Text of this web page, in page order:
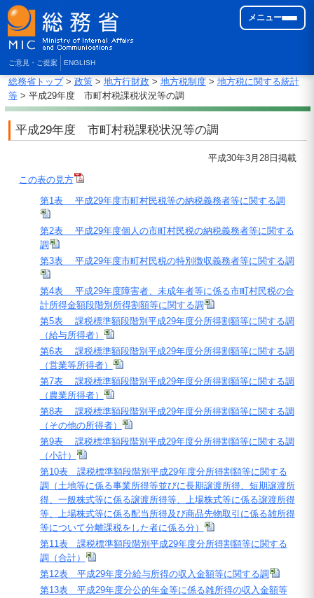
ご意見・ご提案 ENGLISH
メニュー
総務省トップ> 政策> 地方行財政 > 地方税制度> 地方税に関する統計
等> 平成29年度 市町村税課税状況等の調
平成29年度 市町村税課税状況等の調
平成30年3月28日掲載
この表の見方
第1表 平成29年度市町村民税等の納税義務者等に関する調
第2表 平成29年度個人の市町村民税の納税義務者等に関する
調
第3表 平成29年度市町村民税の特別徴収義務者等に関する調
第4表 平成29年度障害者、未成年者等に係る市町村民税の合
計所得金額段階別所得割額等に関する調
第5表 課税標準額段階別平成29年度分所得割額等に関する調
（給与所得者）
第6表 課税標準額段階別平成29年度分所得割額等に関する調
（営業等所得者）
第7表 課税標準額段階別平成29年度分所得割額等に関する調
（農業所得者）
第8表 課税標準額段階別平成29年度分所得割額等に関する調
（その他の所得者）
第9表 課税標準額段階別平成29年度分所得割額等に関する調
（小計）
第10表 課税標準額段階別平成29年度分所得割額等に関する
調（土地等に係る事業所得等並びに長期譲渡所得、短期譲渡所
得、一般株式等に係る譲渡所得等、上場株式等に係る譲渡所得
等、上場株式等に係る配当所得及び商品先物取引に係る雑所得
等について分離課税をした者に係る分）
第11表 課税標準額段階別平成29年度分所得割額等に関する
調（合計）
第12表 平成29年度分給与所得の収入金額等に関する調
第13表 平成29年度分公的年金等に係る雑所得の収入金額等